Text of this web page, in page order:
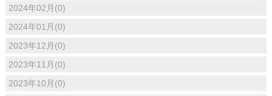
2024年02月(0)
2024年01月(0)
2023年12月(0)
2023年11月(0)
2023年10月(0)